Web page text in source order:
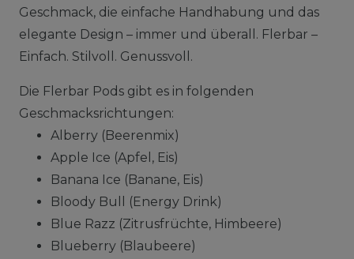
Geschmack, die einfache Handhabung und das
elegante Design – immer und überall. Flerbar –
Einfach. Stilvoll. Genussvoll.
Die Flerbar Pods gibt es in folgenden
Geschmacksrichtungen:
Alberry (Beerenmix)
Apple Ice (Apfel, Eis)
Banana Ice (Banane, Eis)
Bloody Bull (Energy Drink)
Blue Razz (Zitrusfrüchte, Himbeere)
Blueberry (Blaubeere)